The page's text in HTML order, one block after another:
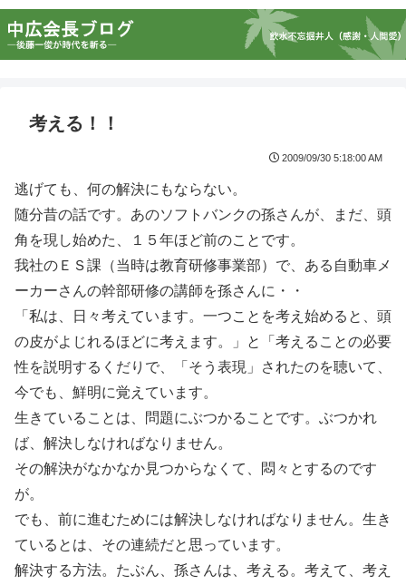
考える！！
2009/09/30 5:18:00 AM
逃げても、何の解決にもならない。
随分昔の話です。あのソフトバンクの孫さんが、まだ、頭
角を現し始めた、１５年ほど前のことです。
我社のＥＳ課（当時は教育研修事業部）で、ある自動車メ
ーカーさんの幹部研修の講師を孫さんに・・
「私は、日々考えています。一つことを考え始めると、頭
の皮がよじれるほどに考えます。」と「考えることの必要
性を説明するくだりで、「そう表現」されたのを聴いて、
今でも、鮮明に覚えています。
生きていることは、問題にぶつかることです。ぶつかれ
ば、解決しなければなりません。
その解決がなかなか見つからなくて、悶々とするのです
が。
でも、前に進むためには解決しなければなりません。生き
ているとは、その連続だと思っています。
解決する方法。たぶん、孫さんは、考える。考えて、考え